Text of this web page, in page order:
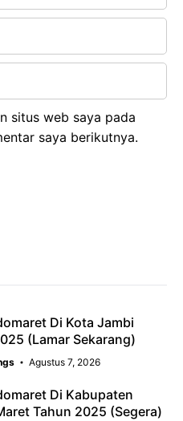
situs web saya pada
saya berikutnya.
Di Kota Jambi
(Lamar Sekarang)
Agustus 7, 2026
Di Kabupaten
Tahun 2025 (Segera)